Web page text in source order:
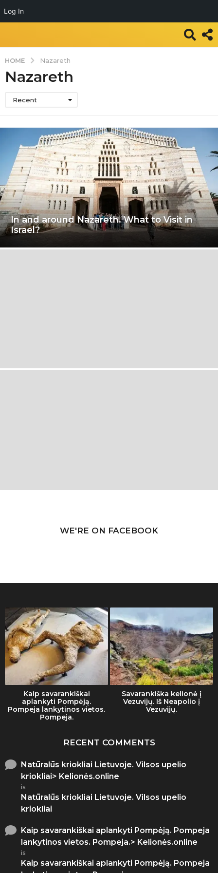
Log In
HOME Nazareth
Nazareth
Recent
In and around Nazareth. What to Visit in
Israel?
WE'RE ON FACEBOOK
Kaip savarankiškai
aplankyti Pompėją.
Pompeja lankytinos vietos.
Pompeja.
Savarankiška kelionė į
Vezuvijų. Iš Neapolio į
Vezuvijų.
RECENT COMMENTS
Natūralūs kriokliai Lietuvoje. Vilsos upelio
kriokliai> Kelionės.online
is
Natūralūs kriokliai Lietuvoje. Vilsos upelio
kriokliai
Kaip savarankiškai aplankyti Pompėją. Pompeja
lankytinos vietos. Pompeja.> Kelionės.online
is
Kaip savarankiškai aplankyti Pompėją. Pompeja